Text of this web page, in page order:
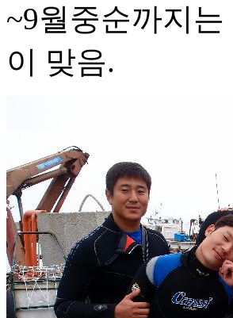
~9월중순까지
이 맞음.